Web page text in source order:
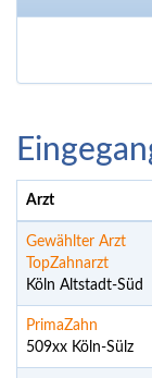
Arzt
Gewählter Arzt
TopZahnarzt
Köln Altstadt-Süd
PrimaZahn
509xx Köln-Sülz